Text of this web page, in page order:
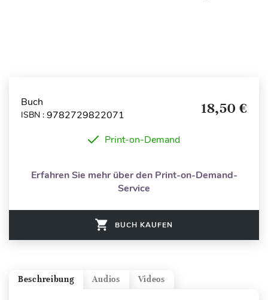
Buch
ISBN : 9782729822071 18,50 €
Print-on-Demand
Erfahren Sie mehr über den Print-on-Demand-
Service
BUCH KAUFEN
Videos
Audios
Beschreibung